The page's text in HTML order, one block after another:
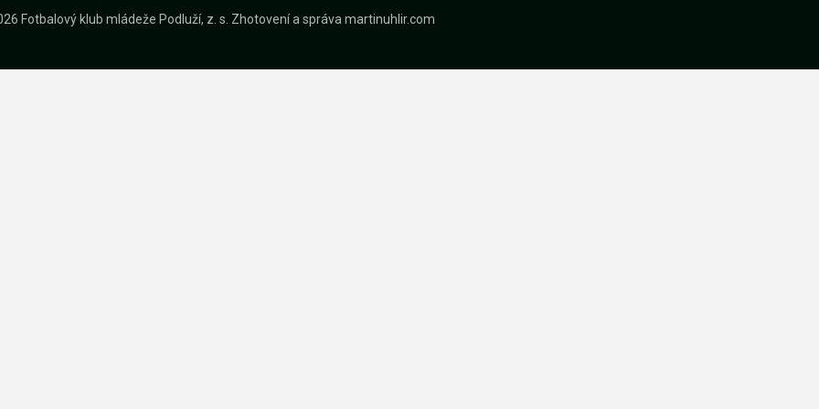
Fotbalový klub mládeže Podluží, z. s. Zhotovení a správa martinuhlir.com